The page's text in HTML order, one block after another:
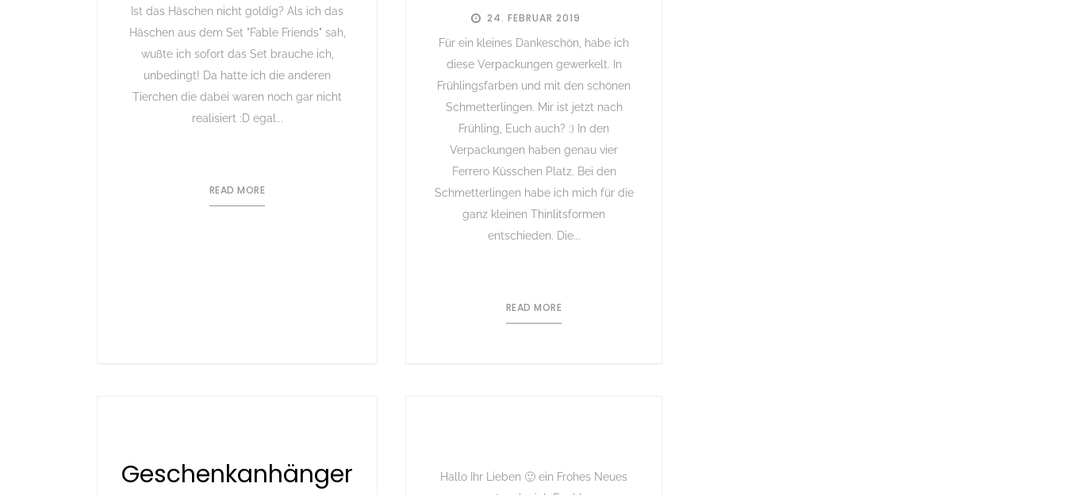
Ist das Häschen nicht goldig? Als ich das
Häschen aus dem Set "Fable Friends" sah,
wußte ich sofort das Set brauche ich,
unbedingt! Da hatte ich die anderen
Tierchen die dabei waren noch gar nicht
realisiert :D egal...
READ MORE
24. FEBRUAR 2019
Für ein kleines Dankeschön, habe ich
diese Verpackungen gewerkelt. In
Frühlingsfarben und mit den schönen
Schmetterlingen. Mir ist jetzt nach
Frühling, Euch auch? :) In den
Verpackungen haben genau vier
Ferrero Küsschen Platz. Bei den
Schmetterlingen habe ich mich für die
ganz kleinen Thinlitsformen
entschieden. Die...
READ MORE
Geschenkanhänger
Hallo Ihr Lieben 🙂 ein Frohes Neues